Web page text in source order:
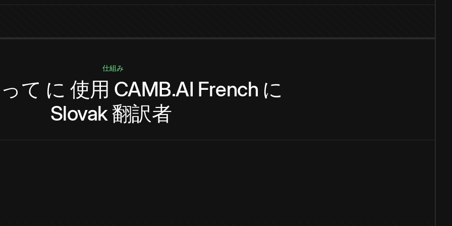
仕組み
て に 使用 CAMB.AI French に
Slovak翻訳者